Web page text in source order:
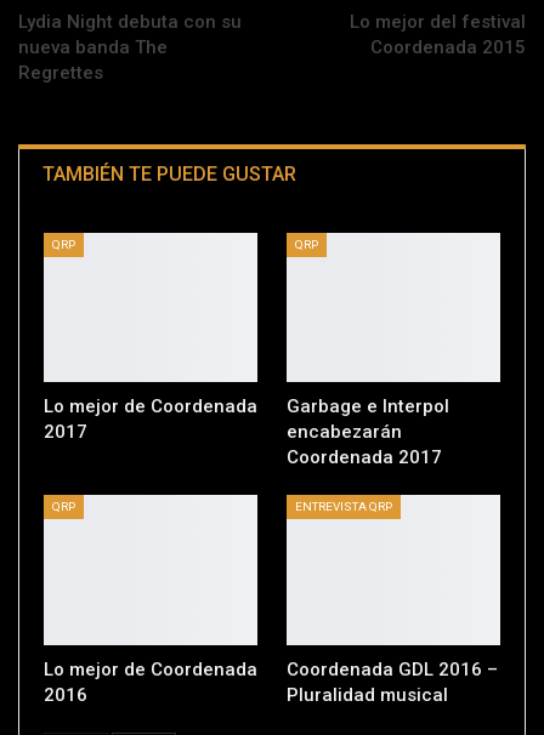
Lydia Night debuta con su
nueva banda The
Regrettes
Lo mejor del festival
Coordenada 2015
TAMBIÉN TE PUEDE GUSTAR
QRP
Lo mejor de Coordenada
2017
QRP
Garbage e Interpol
encabezarán
Coordenada 2017
QRP
Lo mejor de Coordenada
2016
ENTREVISTA QRP
Coordenada GDL 2016 –
Pluralidad musical